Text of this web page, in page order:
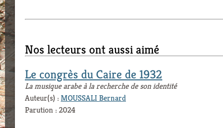
Nos lecteurs ont aussi aimé
Le congrès du Caire de 1932
La musique arabe à la recherche de son identité
Auteur(s) :MOUSSALI Bernard
Parution : 2024